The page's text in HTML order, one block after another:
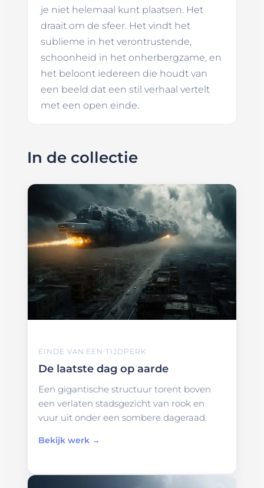
je niet helemaal kunt plaatsen. Het
draait om de sfeer. Het vindt het
sublieme in het verontrustende,
schoonheid in het onherbergzame, en
het beloont iedereen die houdt van
een beeld dat een stil verhaal vertelt
met een open einde.
In de collectie
EINDE VAN EEN TIJDPERK
De laatste dag op aarde
Een gigantische structuur torent boven
een verlaten stadsgezicht van rook en
vuur uit onder een sombere dageraad.
Bekijk werk →